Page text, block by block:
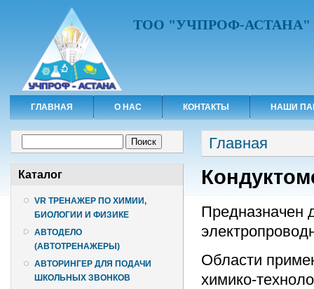
ТОО "УЧПРОФ-АСТАНА"
ГЛАВНАЯ О НАС КОНТАКТЫ НАШИ
Каталог
VR ТРЕНАЖЕР ПО ХИМИИ,
БИОЛОГИИ И ФИЗИКЕ
АВТОДЕЛО
(АВТОТРЕНАЖЕРЫ)
АВТОРИНГЕР ДЛЯ ПОДАЧИ
ШКОЛЬНЫХ ЗВОНКОВ
Вы здесь
Главная
Предназначен
Области
химико-